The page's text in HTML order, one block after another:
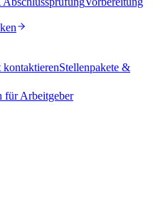
Stellenpakete &
für Arbeitgeber